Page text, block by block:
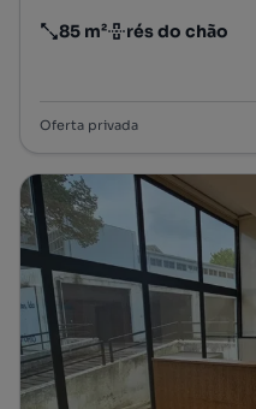
Preço por metro quadrado
85 m²
Andar rés do chão
Oferta privada